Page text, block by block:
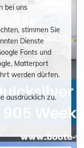
bei uns
stimmen Sie
Dienste
Fonts und
Matterport
werden dürfen.
ausdrücklich zu.